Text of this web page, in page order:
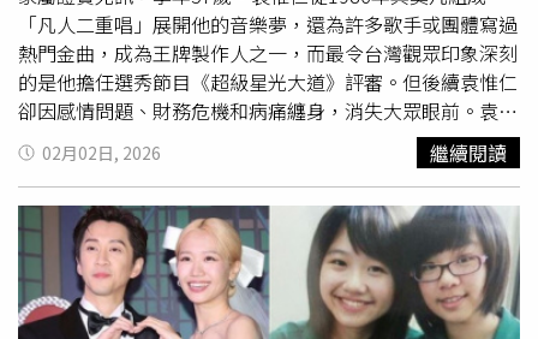
「凡人二重唱」展開他的音樂夢，還為許多歌手或團體寫過
熱門金曲，成為王牌製作人之一，而最令台灣觀眾印象深刻
的是他擔任選秀節目《超級星光大道》評審。但後續袁惟仁
卻因感情問題、財務危機和病痛纏身，消失大眾眼前。袁惟
仁與莫凡在1986年組成雙人組合「凡人二重唱」開始到民
歌餐廳駐唱，1991年他們推出第一張專輯《杜鵑鳥的黃
昏》，入圍第4屆金曲獎最佳演唱組獎；1993年他們以第三
張專輯《大夥聽我唱支歌》，獲得第5屆金曲獎最佳演唱組
獎。同年袁惟仁替天后王菲譜曲〈執迷不悔〉，在港澳打開
知名度。凡人二重唱1994年推出第四張專輯《心甘情
願》，再度獲得第6屆金曲獎最佳演唱組獎；隔年他們推出
02月02日, 2026 繼續閱讀